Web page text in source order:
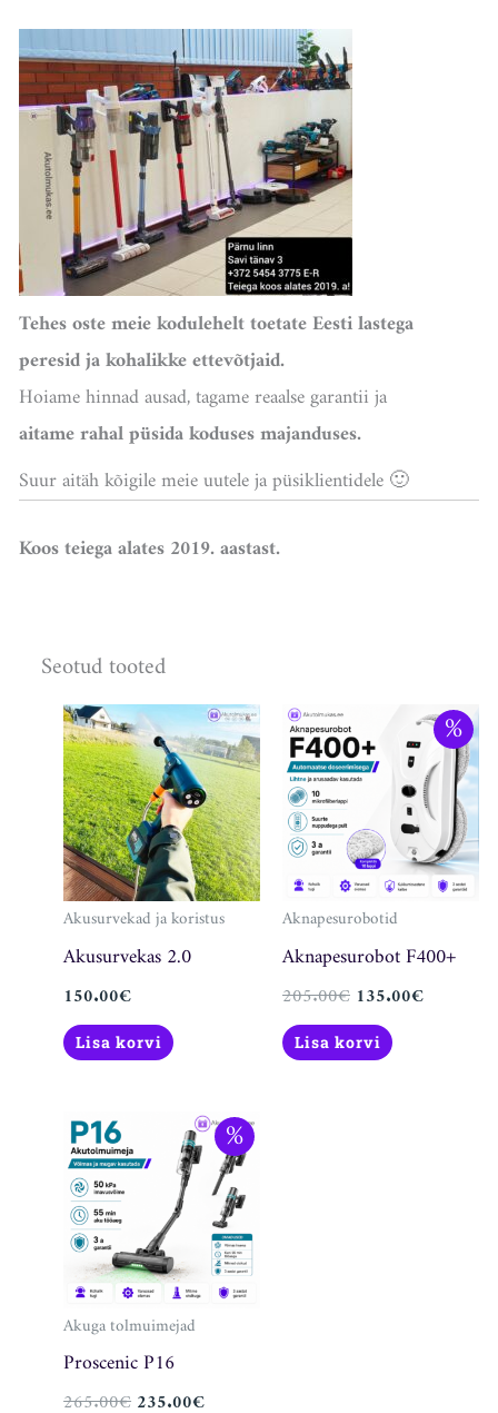
Tehes oste meie kodulehelt toetate Eesti lastega
peresid ja kohalikke ettevõtjaid.
Hoiame hinnad ausad, tagame reaalse garantii ja
aitame rahal püsida koduses majanduses.
Suur aitäh kõigile meie uutele ja püsiklientidele 🙂
Koos teiega alates 2019. aastast.
Seotud tooted
Akusurvekad ja koristus
Akusurvekas 2.0
150.00€
Lisa korvi
%
Aknapesurobotid
Aknapesurobot F400+
205.00€
hind
oli:
205.00€.
135.00€
Praegune
hind
on:
135.00€.
Lisa korvi
%
Akuga tolmuimejad
Proscenic P16
265.00€
oli:
265.00€.
235.00€
Praegune
hind
on:
235.00€.